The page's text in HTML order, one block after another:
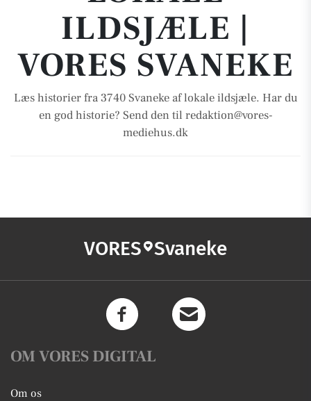
ILDSJÆLE |
VORES SVANEKE
Læs historier fra 3740 Svaneke af lokale ildsjæle. Har du
en god historie? Send den til redaktion@vores-
mediehus.dk
VORES Svaneke
OM VORES DIGITAL
Om os